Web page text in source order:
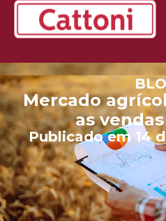
Mercado
as
Publicado em 14